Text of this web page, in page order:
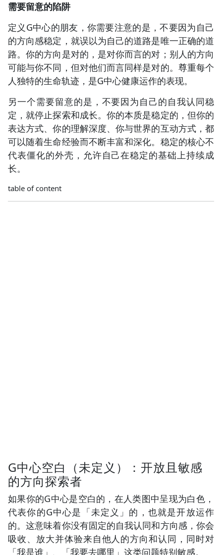
需要留意的陷阱
定义G中心的朋友，你需要注意的是，不要因为自己
的方向感稳定，就误以为自己的道路是唯一正确的道
路。你的方向是对的，是对你而言的对；别人的方向
可能与你不同，但对他们而言同样是对的。尊重每个
人独特的生命轨迹，是G中心健康运作的表现。
另一个需要留意的是，不要因为自己的自我认同稳
定，就停止探索和成长。你的本质是稳定的，但你的
表达方式、你的理解深度、你与世界的互动方式，都
可以随着生命经验而不断丰富和深化。稳定的核心不
代表僵化的外壳，允许自己在稳定的基础上持续成
长。
table of content
G中心空白（未定义）：开放且敏感
的方向探索者
如果你的G中心是空白的，在人类图中呈现为白色，
代表你的G中心是「未定义」的，也就是开放运作
的。这意味着你没有固定的自我认同和方向感，你会
吸收、放大并体验来自他人的方向和认同，同时对
「我是谁」、「我要去哪里」这类问题特别敏感。